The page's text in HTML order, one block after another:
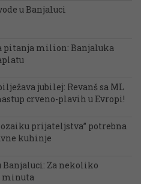
u Banjaluci
pitanja milion: Banjaluka
jubilej: Revanš sa ML
crveno-plavih u Evropi!
prijateljstva” potrebna
kuhinje
Banjaluci: Za nekoliko
minuta